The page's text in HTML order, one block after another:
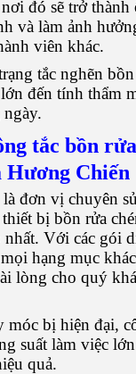
đó sẽ trở thành
và làm ảnh
viên khác.
tắc nghẽn
đến tính thẩm
tắc bồn
Hương Chiến
là đơn vị chuyên
bị bồn rửa
Với các gói
hạng mục
lòng cho quý
móc bị hiện đại,
suất làm việc
quả.